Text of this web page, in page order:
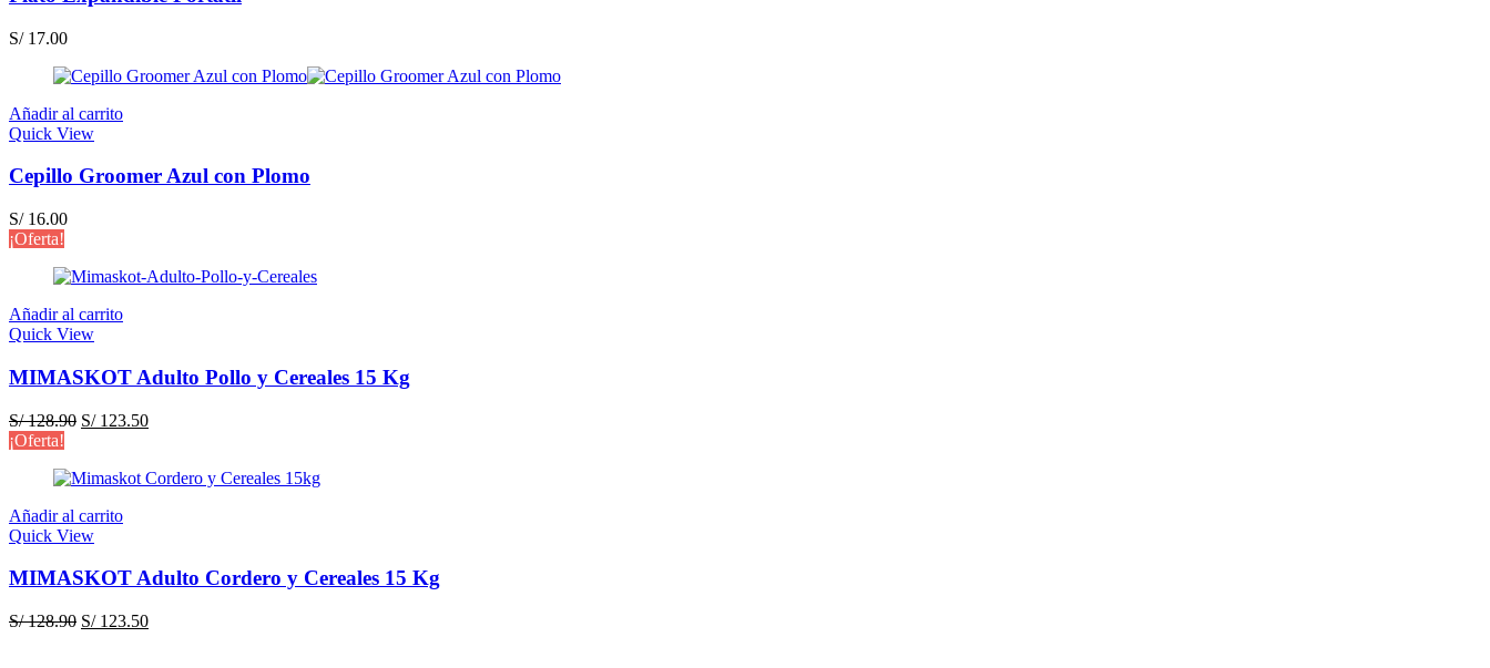
S/17.00
Añadir al carrito
Quick View
Cepillo Groomer Azul con Plomo
S/16.00
¡Oferta!
Añadir al carrito
Quick View
MIMASKOT Adulto Pollo y Cereales 15 Kg
S/128.90 El
era:
S/123.50El
es:
¡Oferta!
Añadir al carrito
Quick View
MIMASKOT Adulto Cordero y Cereales 15 Kg
S/128.90 El
S/123.50El